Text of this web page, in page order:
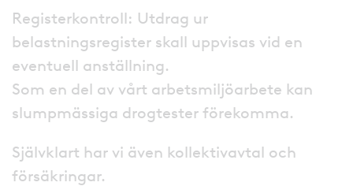
Registerkontroll: Utdrag ur
belastningsregister skall uppvisas vid en
eventuell anställning.
Som en del av vårt arbetsmiljöarbete kan
slumpmässiga drogtester förekomma.
Självklart har vi även kollektivavtal och
försäkringar.